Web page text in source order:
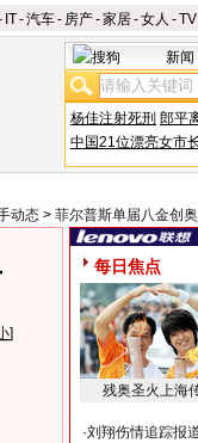
IT-汽车- 房产-家居-女人 -TV
新闻
杨佳注射死刑 郎平
中国21位漂亮女市
动态 > 菲尔普斯单届八金创
]
每日焦点
残奥圣火上海
·刘翔伤情追踪报